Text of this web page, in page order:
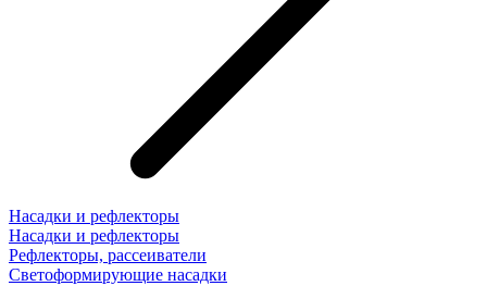
Насадки и рефлекторы
Насадки и рефлекторы
Рефлекторы, рассеиватели
Светоформирующие насадки